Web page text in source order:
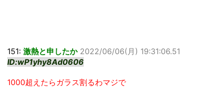
151: 激熱と申したか 2022/06/06(月) 19:31:06.51
ID:wP1yhy8Ad0606
1000超えたらガラス割るわマジで